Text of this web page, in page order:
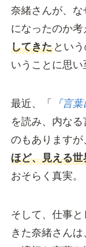
奈緒さんが、な
になったのか考
してきたとい
いうことに思い
最近、「 『言
を読み、内な
のもありますが
ほど、見える
おそらく真実。
そして、仕事
きた奈緒さん